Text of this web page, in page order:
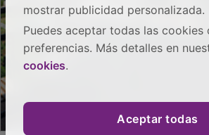
mostrar publicidad personalizada.
Puedes aceptar todas las
preferencias. Más detalles en
cookies.
Aceptar todas